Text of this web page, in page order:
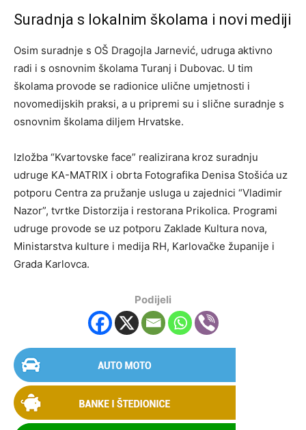
Suradnja s lokalnim školama i novi mediji
Osim suradnje s OŠ Dragojla Jarnević, udruga aktivno
radi i s osnovnim školama Turanj i Dubovac. U tim
školama provode se radionice ulične umjetnosti i
novomedijskih praksi, a u pripremi su i slične suradnje s
osnovnim školama diljem Hrvatske.
Izložba “Kvartovske face” realizirana kroz suradnju
udruge KA-MATRIX i obrta Fotografika Denisa Stošića uz
potporu Centra za pružanje usluga u zajednici “Vladimir
Nazor”, tvrtke Distorzija i restorana Prikolica. Programi
udruge provode se uz potporu Zaklade Kultura nova,
Ministarstva kulture i medija RH, Karlovačke županije i
Grada Karlovca.
Podijeli